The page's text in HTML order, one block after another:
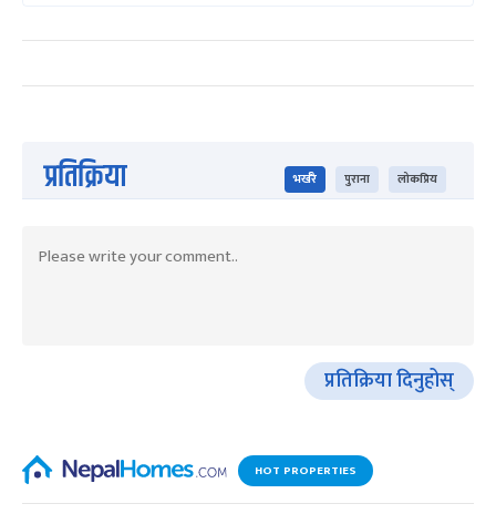
प्रतिक्रिया भर्खरै पुराना लोकप्रिय
प्रतिक्रिया दिनुहोस्
HOT PROPERTIES